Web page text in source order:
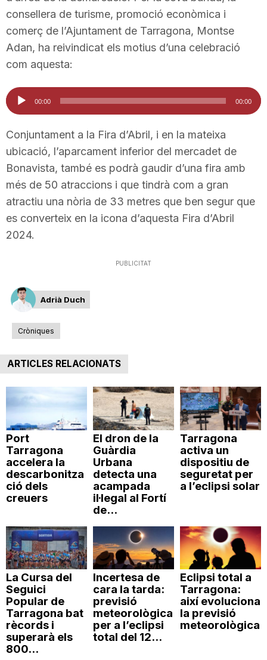
g
o
n
consellera de turisme, promoció econòmica i
comerç de l’Ajuntament de Tarragona, Montse
Adan, ha reivindicat els motius d’una celebració
com aquesta:
Reproductor
d'àudio
00:00 00:00
Conjuntament a la Fira d’Abril, i en la mateixa
ubicació, l’aparcament inferior del mercadet de
Bonavista, també es podrà gaudir d’una fira amb
més de 50 atraccions i que tindrà com a gran
atractiu una nòria de 33 metres que ben segur que
es converteix en la icona d’aquesta Fira d’Abril
2024.
PUBLICITAT
Adrià Duch
Cròniques
ARTICLES RELACIONATS
Port
Tarragona
accelera la
descarbonitza
ció dels
creuers
El dron de la
Guàrdia
Urbana
detecta una
acampada
il·legal al Fortí
de...
Tarragona
activa un
dispositiu de
seguretat per
a l’eclipsi solar
La Cursa del
Seguici
Popular de
Tarragona bat
rècords i
superarà els
800...
Incertesa de
cara la tarda:
previsió
meteorològica
per a l’eclipsi
total del 12...
Eclipsi total a
Tarragona:
així evoluciona
la previsió
meteorològica